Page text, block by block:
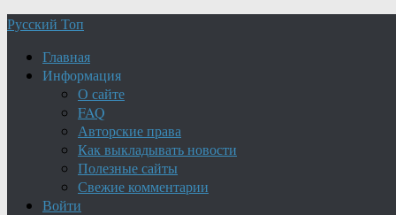
Русский Топ
Главная
Информация
О сайте
FAQ
Авторские права
Как выкладывать новости
Полезные сайты
Свежие комментарии
Войти